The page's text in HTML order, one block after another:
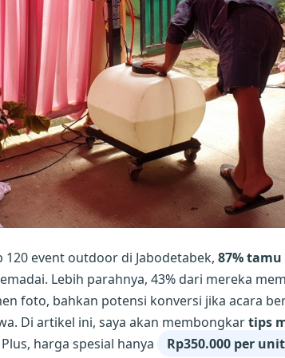
event outdoor di Jabodetabek, 87%
Lebih parahnya, 43% dari mereka
foto, bahkan potensi konversi jika acara
Di artikel ini, saya akan membongkartips
harga spesial hanya
Rp350.000 per